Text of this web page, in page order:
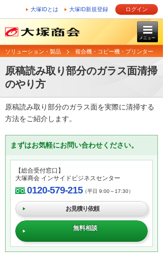
大塚IDとは 大塚ID新規登録 ログイン
メニュー
ソリューション・製品 複合機・コピー機・プリンター
原稿読み取り部分のガラス面清掃
のやり方
原稿読み取り部分のガラス面を実際に清掃する
方法をご紹介します。
まずはお気軽にお問い合わせください。
【総合受付窓口】
大塚商会 インサイドビジネスセンター
0120-579-215（平日 9:00～17:30）
お見積り依頼
無料相談